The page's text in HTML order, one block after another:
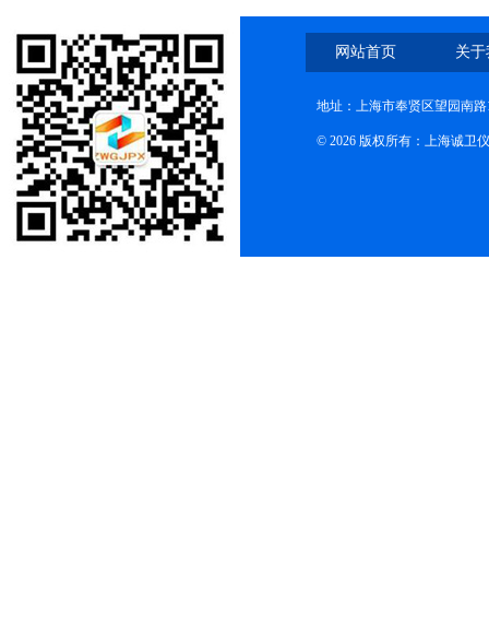
网站首页 关
地址：上海市奉贤区望园南路
© 2026 版权所有：上海诚卫